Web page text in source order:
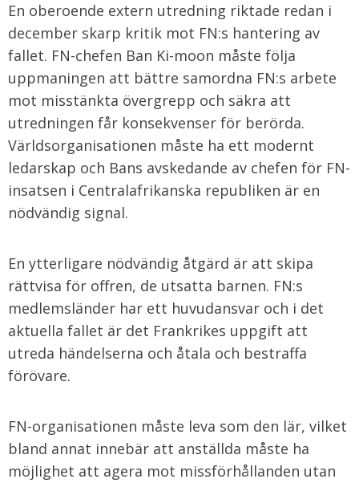
En oberoende extern utredning riktade redan i
december skarp kritik mot FN:s hantering av
fallet. FN-chefen Ban Ki-moon måste följa
uppmaningen att bättre samordna FN:s arbete
mot misstänkta övergrepp och säkra att
utredningen får konsekvenser för berörda.
Världsorganisationen måste ha ett modernt
ledarskap och Bans avskedande av chefen för FN-
insatsen i Centralafrikanska republiken är en
nödvändig signal.
En ytterligare nödvändig åtgärd är att skipa
rättvisa för offren, de utsatta barnen. FN:s
medlemsländer har ett huvudansvar och i det
aktuella fallet är det Frankrikes uppgift att
utreda händelserna och åtala och bestraffa
förövare.
FN-organisationen måste leva som den lär, vilket
bland annat innebär att anställda måste ha
möjlighet att agera mot missförhållanden utan